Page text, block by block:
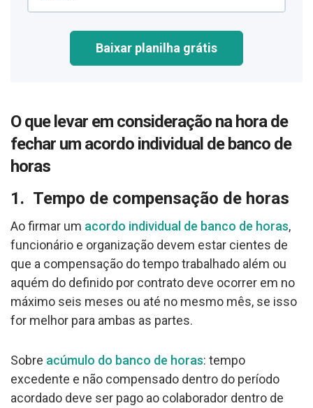
Baixar planilha grátis
O que levar em consideração na hora de
fechar um acordo individual de banco de
horas
1. Tempo de compensação de horas
Ao firmar um acordo individual de banco de horas,
funcionário e organização devem estar cientes de
que a compensação do tempo trabalhado além ou
aquém do definido por contrato deve ocorrer em no
máximo seis meses ou até no mesmo mês, se isso
for melhor para ambas as partes.
Sobre acúmulo do banco de horas: tempo
excedente e não compensado dentro do período
acordado deve ser pago ao colaborador dentro de